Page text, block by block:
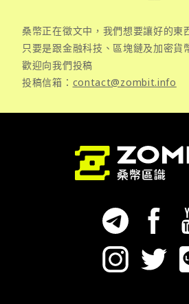
桑幣正在徵文中，我們想要讓好的東
只要是跟金融科技、區塊鏈及加密貨
歡迎向我們投稿
投稿信箱： contact@zombit.info